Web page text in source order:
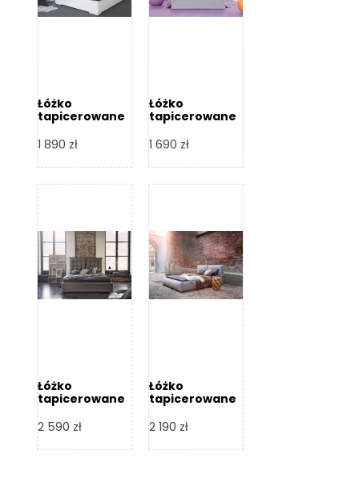
Łóżko
tapicerowane
Design
1 890 zł
Łóżko
tapicerowane
Design
1 690 zł
Łóżko
tapicerowane
Design
2 590 zł
Łóżko
tapicerowane
Design
2 190 zł